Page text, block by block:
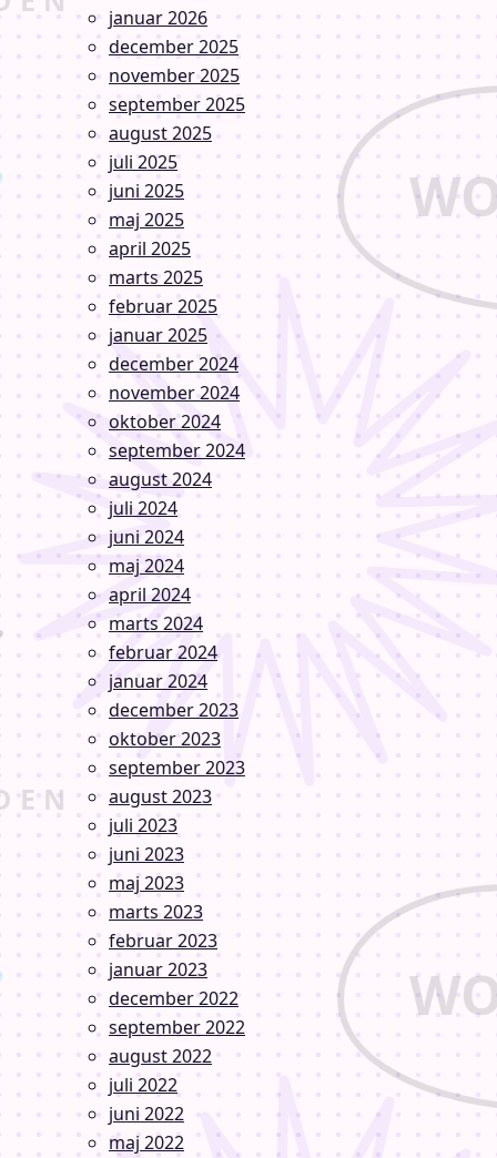
januar 2026
december 2025
november 2025
september 2025
august 2025
juli 2025
juni 2025
maj 2025
april 2025
marts 2025
februar 2025
januar 2025
december 2024
november 2024
oktober 2024
september 2024
august 2024
juli 2024
juni 2024
maj 2024
april 2024
marts 2024
februar 2024
januar 2024
december 2023
oktober 2023
september 2023
august 2023
juli 2023
juni 2023
maj 2023
marts 2023
februar 2023
januar 2023
december 2022
september 2022
august 2022
juli 2022
juni 2022
maj 2022